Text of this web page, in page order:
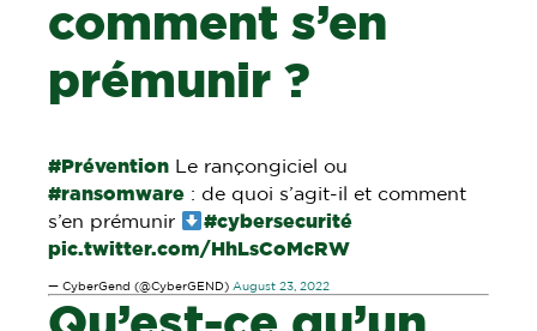
comment s’en
prémunir ?
#Prévention Le rançongiciel ou
#ransomware : de quoi s’agit-il et comment
s’en prémunir
#cybersecurité
pic.twitter.com/HhLsCoMcRW
— CyberGend (@CyberGEND)August 23, 2022